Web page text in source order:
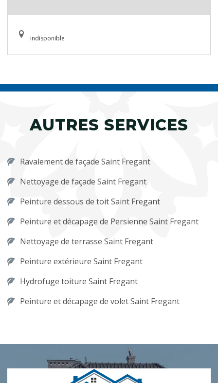
indisponible
AUTRES SERVICES
Ravalement de façade Saint Fregant
Nettoyage de façade Saint Fregant
Peinture dessous de toit Saint Fregant
Peinture et décapage de Persienne Saint Fregant
Nettoyage de terrasse Saint Fregant
Peinture extérieure Saint Fregant
Hydrofuge toiture Saint Fregant
Peinture et décapage de volet Saint Fregant